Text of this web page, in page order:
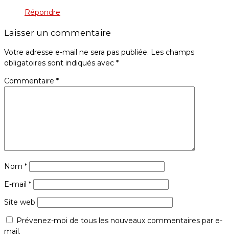
Répondre
Laisser un commentaire
Votre adresse e-mail ne sera pas publiée. Les champs
obligatoires sont indiqués avec *
Commentaire *
Nom *
E-mail *
Site web
Prévenez-moi de tous les nouveaux commentaires par e-
mail.